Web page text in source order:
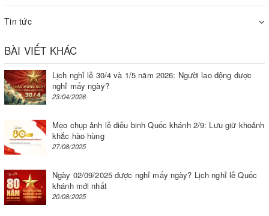
Xuyên, Vĩnh Phúc cho khách hàng đại lý
Tốc độ chậm hơn so với bình thường kèm tiếng
kêu lạ - Lỗi cơ bản pa lăng cáp điện
Do thiếu dầu nhớt: Bạn tra dầu cơ vào lỗ của Palăng
Tin tức
BÀI VIẾT KHÁC
Lịch nghỉ lễ 30/4 và 1/5 năm 2026: Người lao động được
nghỉ mấy ngày?
23/04/2026
Mẹo chụp ảnh lễ diễu binh Quốc khánh 2/9: Lưu giữ khoảnh
khắc hào hùng
27/08/2025
Ngày 02/09/2025 được nghỉ mấy ngày? Lịch nghỉ lễ Quốc
khánh mới nhất
20/08/2025